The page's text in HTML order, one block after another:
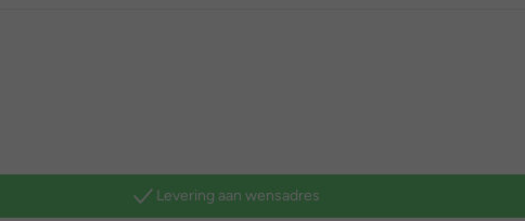
Levering aan wensadres